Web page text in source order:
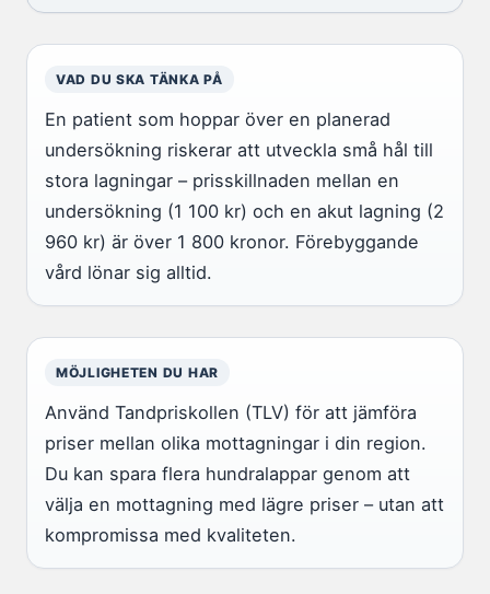
VAD DU SKA TÄNKA PÅ
En patient som hoppar över en planerad
undersökning riskerar att utveckla små hål till
stora lagningar – prisskillnaden mellan en
undersökning (1 100 kr) och en akut lagning (2
960 kr) är över 1 800 kronor. Förebyggande
vård lönar sig alltid.
MÖJLIGHETEN DU HAR
Använd Tandpriskollen (TLV) för att jämföra
priser mellan olika mottagningar i din region.
Du kan spara flera hundralappar genom att
välja en mottagning med lägre priser – utan att
kompromissa med kvaliteten.